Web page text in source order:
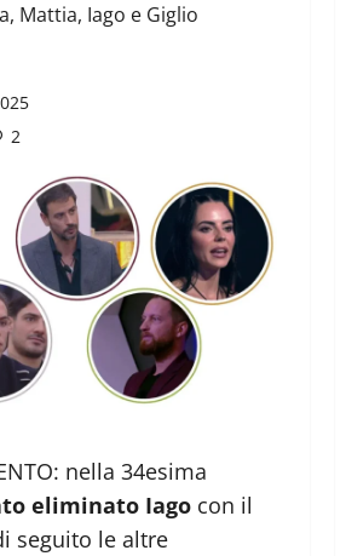
Mattia, Iago e Giglio
2
nella 34esima
eliminato Iago con il
seguito le altre